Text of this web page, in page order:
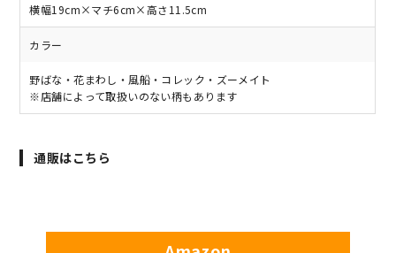
横幅19cm×マチ6cm×高さ11.5cm
カラー
野ばな・花まわし・風船・コレック・ズーメイト
※店舗によって取扱いのない柄もあります
通販はこちら